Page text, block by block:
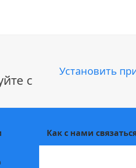
с
Установить
Как с нами